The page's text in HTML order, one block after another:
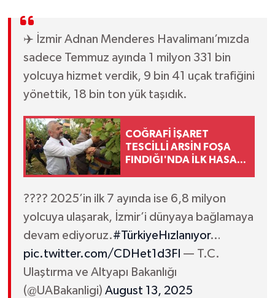
✈️ İzmir Adnan Menderes Havalimanı’mızda
sadece Temmuz ayında 1 milyon 331 bin
yolcuya hizmet verdik, 9 bin 41 uçak trafiğini
yönettik, 18 bin ton yük taşıdık.
COĞRAFİ İŞARET
TESCİLLİ ARSİN FOŞA
FINDIĞI'NDA İLK HASAT
???? 2025’in ilk 7 ayında ise 6,8 milyon
yolcuya ulaşarak, İzmir’i dünyaya bağlamaya
devam ediyoruz.#TürkiyeHızlanıyor…
pic.twitter.com/CDHet1d3FI — T.C.
Ulaştırma ve Altyapı Bakanlığı
(@UABakanligi) August 13, 2025